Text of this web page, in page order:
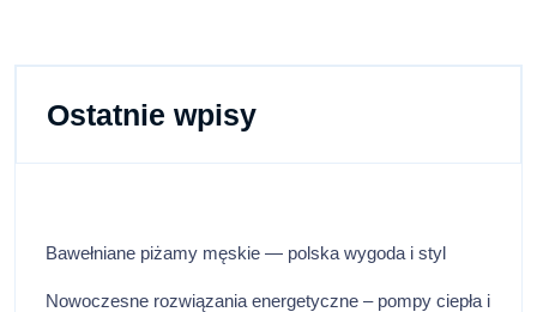
Ostatnie wpisy
Bawełniane piżamy męskie — polska wygoda i styl
Nowoczesne rozwiązania energetyczne – pompy ciepła i